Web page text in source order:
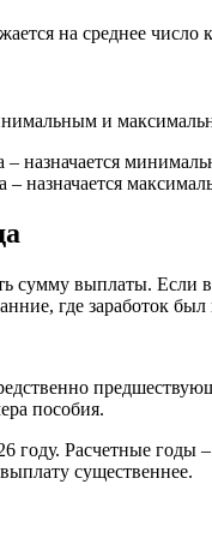
на среднее
и
назначается
– назначается
выплаты. Если в
где заработок
пособия.
году. Расчетные годы
существеннее.